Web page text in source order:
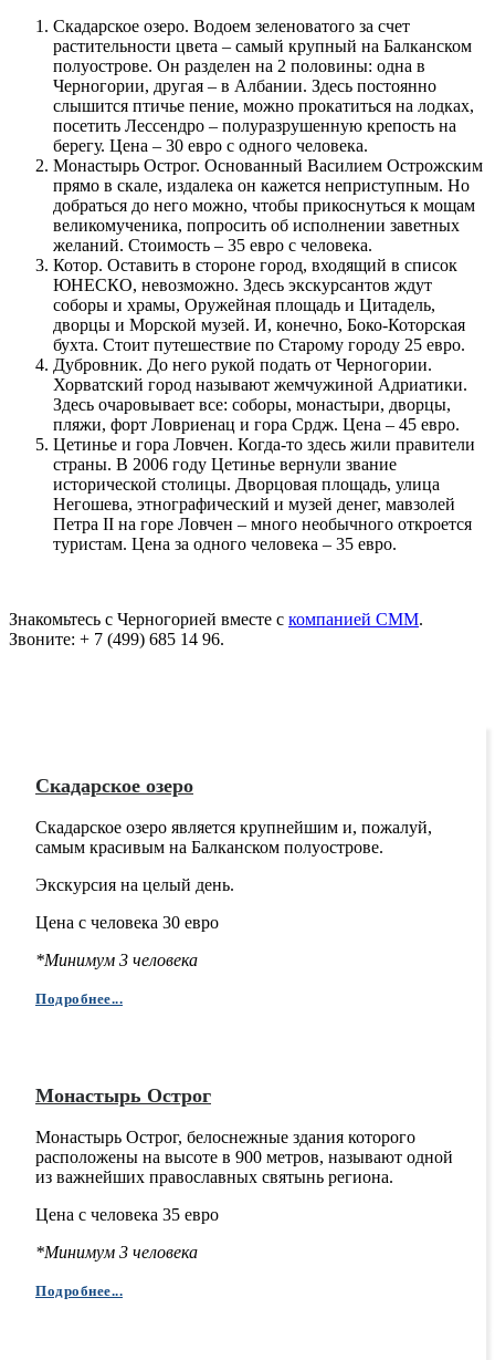
Скадарское озеро. Водоем зеленоватого за счет
растительности цвета – самый крупный на Балканском
полуострове. Он разделен на 2 половины: одна в
Черногории, другая – в Албании. Здесь постоянно
слышится птичье пение, можно прокатиться на лодках,
посетить Лессендро – полуразрушенную крепость на
берегу. Цена – 30 евро с одного человека.
Монастырь Острог. Основанный Василием Острожским
прямо в скале, издалека он кажется неприступным. Но
добраться до него можно, чтобы прикоснуться к мощам
великомученика, попросить об исполнении заветных
желаний. Стоимость – 35 евро с человека.
Котор. Оставить в стороне город, входящий в список
ЮНЕСКО, невозможно. Здесь экскурсантов ждут
соборы и храмы, Оружейная площадь и Цитадель,
дворцы и Морской музей. И, конечно, Боко-Которская
бухта. Стоит путешествие по Старому городу 25 евро.
Дубровник. До него рукой подать от Черногории.
Хорватский город называют жемчужиной Адриатики.
Здесь очаровывает все: соборы, монастыри, дворцы,
пляжи, форт Ловриенац и гора Срдж. Цена – 45 евро.
Цетинье и гора Ловчен. Когда-то здесь жили правители
страны. В 2006 году Цетинье вернули звание
исторической столицы. Дворцовая площадь, улица
Негошева, этнографический и музей денег, мавзолей
Петра II на горе Ловчен – много необычного откроется
туристам. Цена за одного человека – 35 евро.
Знакомьтесь с Черногорией вместе с компанией СММ.
Звоните: + 7 (499) 685 14 96.
Скадарское озеро
Скадарское озеро является крупнейшим и, пожалуй,
самым красивым на Балканском полуострове.
Экскурсия на целый день.
Цена с человека 30 евро
*Минимум 3 человека
Подробнее...
Монастырь Острог
Монастырь Острог, белоснежные здания которого
расположены на высоте в 900 метров, называют одной
из важнейших православных святынь региона.
Цена с человека 35 евро
*Минимум 3 человека
Подробнее...